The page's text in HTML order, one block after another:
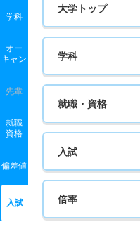
学科
オー
キャン
先輩
就職
資格
偏差値
入試
大学トップ
学科
就職・資格
入試
倍率